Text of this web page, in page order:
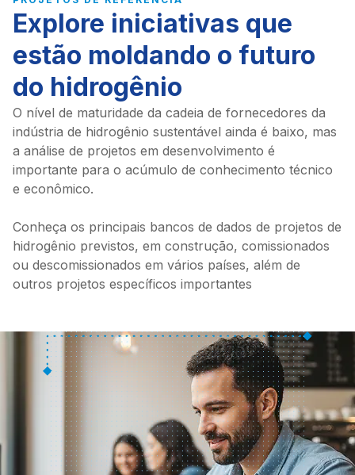
Explore iniciativas que
estão moldando o futuro
do hidrogênio
O nível de maturidade da cadeia de fornecedores da
indústria de hidrogênio sustentável ainda é baixo, mas
a análise de projetos em desenvolvimento é
importante para o acúmulo de conhecimento técnico
e econômico.
Conheça os principais bancos de dados de projetos de
hidrogênio previstos, em construção, comissionados
ou descomissionados em vários países, além de
outros projetos específicos importantes